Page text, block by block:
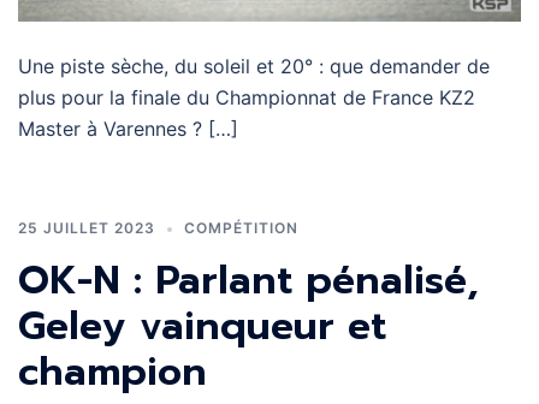
Une piste sèche, du soleil et 20° : que demander de
plus pour la finale du Championnat de France KZ2
Master à Varennes ? […]
25 JUILLET 2023 COMPÉTITION
OK-N : Parlant pénalisé,
Geley vainqueur et
champion